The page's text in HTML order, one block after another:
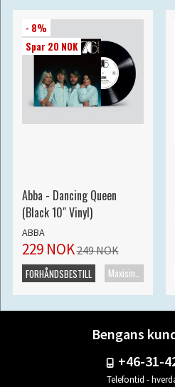
- 8%
Spar 20 NOK
Abba - Dancing Queen
(Black 10" Vinyl)
ABBA
229 NOK249 NOK
Maxisingel
FORHÅNDSBESTILL
Bengans
+46-31-
Telefontid -